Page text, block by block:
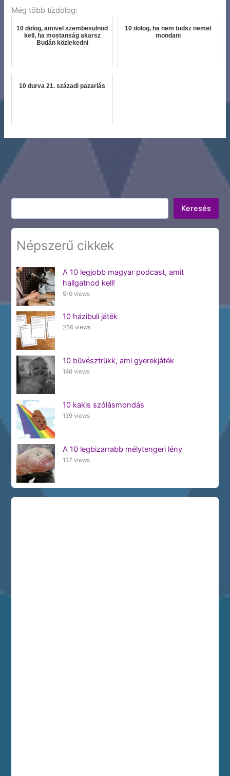
Még több tízdolog:
10 dolog, amivel szembesülnöd
kell, ha mostanság akarsz
Budán közlekedni
10 dolog, ha nem tudsz nemet
mondani
10 durva 21. századi pazarlás
Keresés
Keresés
Népszerű cikkek
A 10 legjobb magyar podcast, amit
hallgatnod kell!
510 views
10 házibuli játék
266 views
10 bűvésztrükk, ami gyerekjáték
146 views
10 kakis szólásmondás
139 views
A 10 legbizarrabb mélytengeri lény
137 views